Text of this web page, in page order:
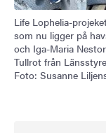
Life Lophelia-
som nu ligger på
och Iga-Maria
Tullrot från
Foto: Susanne